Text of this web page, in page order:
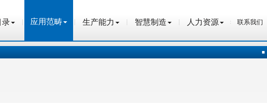
录 应用范畴 生产能力 智慧制造 人力资源 联系我们
应用范畴 生产能力 智慧制造 人力资源 联系我们